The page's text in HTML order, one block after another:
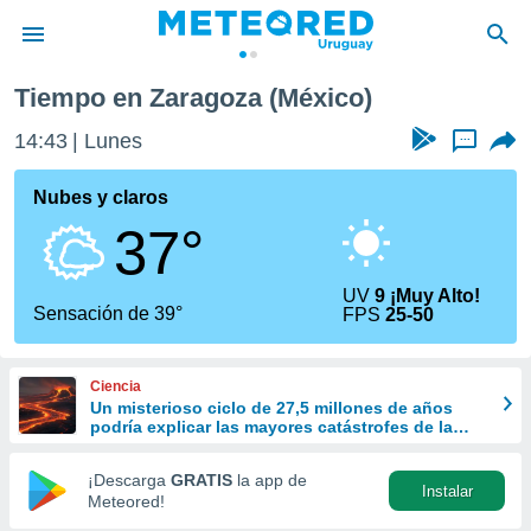
de
ha
calidad.
a este
las
y
forma
digital
basada
Tiempo en Zaragoza (México)
14:43 Lunes ...
Nubes y claros
37°
Sensación de 39°
UV9 ¡Muy Alto!
FPS25-50
Ciencia
Un misterioso ciclo de 27,5 millones de años
podría explicar las mayores catástrofes de la
¡Descarga GRATIS la app de
Meteored!
Instalar